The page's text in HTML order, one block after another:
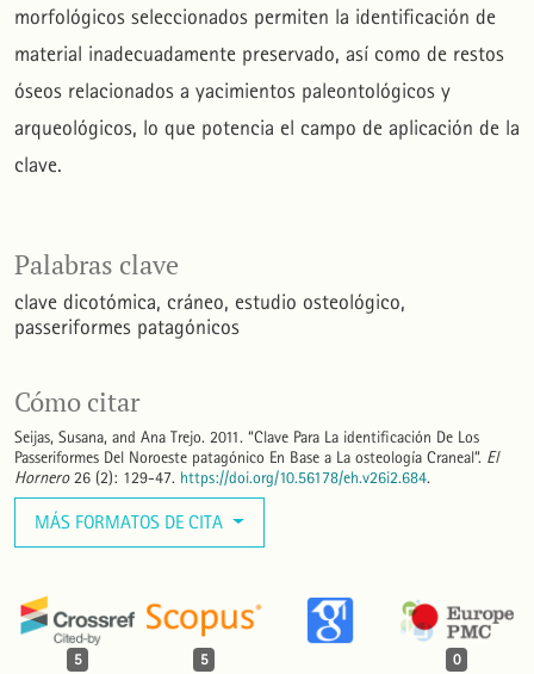
Palabras clave
clave dicotómica cráneo estudio osteológico
passeriformes patagónicos
Cómo citar
Seijas, Susana, and Ana Trejo. 2011. “Clave Para La identificación De Los
Passeriformes Del Noroeste patagónico En Base a La osteología Craneal”. El
Hornero26 (2): 129-47. https://doi.org/10.56178/eh.v26i2.684.
MÁS FORMATOS DE CITA
5 5 0
morfológicos seleccionados permiten la identificación de
material inadecuadamente preservado, así como de restos
óseos relacionados a yacimientos paleontológicos y
arqueológicos, lo que potencia el campo de aplicación de la
clave.